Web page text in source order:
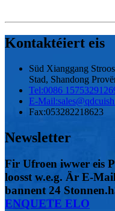
Kontaktéiert eis
Süd Xianggang
Stad, Shandong
Tel:0086
E-Mail:
Fax:053282218623
Newsletter
Fir Ufroen iwwer eis
loosst w.e.g. Är E-
bannent 24
ENQUETE ELO